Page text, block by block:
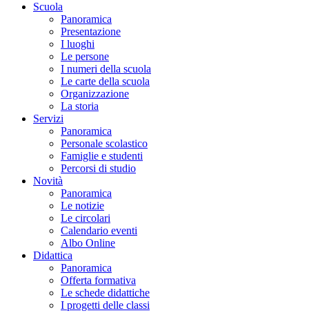
Scuola
Panoramica
Presentazione
I luoghi
Le persone
I numeri della scuola
Le carte della scuola
Organizzazione
La storia
Servizi
Panoramica
Personale scolastico
Famiglie e studenti
Percorsi di studio
Novità
Panoramica
Le notizie
Le circolari
Calendario eventi
Albo Online
Didattica
Panoramica
Offerta formativa
Le schede didattiche
I progetti delle classi